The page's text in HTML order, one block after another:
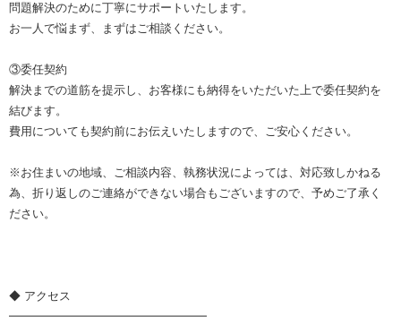
問題解決のために丁寧にサポートいたします。
お一人で悩まず、まずはご相談ください。
③委任契約
解決までの道筋を提示し、お客様にも納得をいただいた上で委任契約を
結びます。
費用についても契約前にお伝えいたしますので、ご安心ください。
※お住まいの地域、ご相談内容、執務状況によっては、対応致しかねる
為、折り返しのご連絡ができない場合もございますので、予めご了承く
ださい。
◆ アクセス
━━━━━━━━━━━━━━━━━